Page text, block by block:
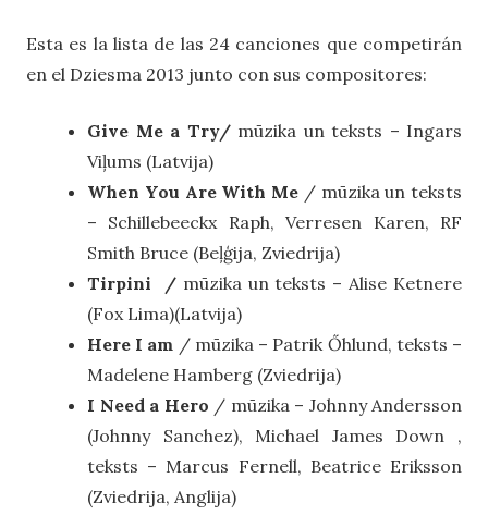
Esta es la lista de las 24 canciones que competirán
en el Dziesma 2013 junto con sus compositores:
Give Me a Try/mūzika un teksts – Ingars
Viļums (Latvija)
When You Are With Me / mūzika un teksts
– Schillebeeckx Raph, Verresen Karen, RF
Smith Bruce (Beļģija, Zviedrija)
Tirpini / mūzika un teksts – Alise Ketnere
(Fox Lima)(Latvija)
Here I am / mūzika – Patrik Őhlund, teksts –
Madelene Hamberg (Zviedrija)
I Need a Hero / mūzika – Johnny Andersson
(Johnny Sanchez), Michael James Down ,
teksts – Marcus Fernell, Beatrice Eriksson
(Zviedrija, Anglija)